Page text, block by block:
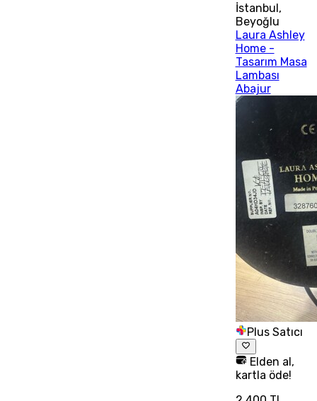
İstanbul,
Beyoğlu
Laura Ashley
Home -
Tasarım Masa
Lambası
Abajur
Plus Satıcı
Elden al,
kartla öde!